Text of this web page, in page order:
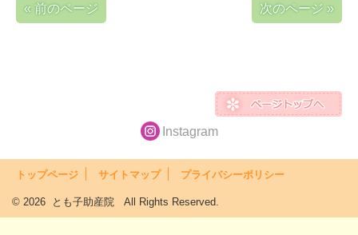
« 前のページ 次のページ »
Instagram
トップページ サイトマップ プライバシーポリシー
© 2026 とも子助産院 All Rights Reserved.